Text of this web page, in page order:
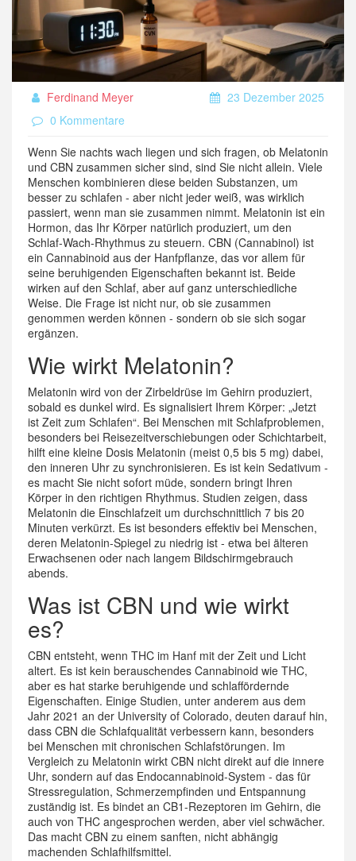
Ferdinand Meyer
23 Dezember 2025
0 Kommentare
Wenn Sie nachts wach liegen und sich fragen, ob Melatonin
und CBN zusammen sicher sind, sind Sie nicht allein. Viele
Menschen kombinieren diese beiden Substanzen, um
besser zu schlafen - aber nicht jeder weiß, was wirklich
passiert, wenn man sie zusammen nimmt. Melatonin ist ein
Hormon, das Ihr Körper natürlich produziert, um den
Schlaf-Wach-Rhythmus zu steuern. CBN (Cannabinol) ist
ein Cannabinoid aus der Hanfpflanze, das vor allem für
seine beruhigenden Eigenschaften bekannt ist. Beide
wirken auf den Schlaf, aber auf ganz unterschiedliche
Weise. Die Frage ist nicht nur, ob sie zusammen
genommen werden können - sondern ob sie sich sogar
ergänzen.
Wie wirkt Melatonin?
Melatonin wird von der Zirbeldrüse im Gehirn produziert,
sobald es dunkel wird. Es signalisiert Ihrem Körper: „Jetzt
ist Zeit zum Schlafen“. Bei Menschen mit Schlafproblemen,
besonders bei Reisezeitverschiebungen oder Schichtarbeit,
hilft eine kleine Dosis Melatonin (meist 0,5 bis 5 mg) dabei,
den inneren Uhr zu synchronisieren. Es ist kein Sedativum -
es macht Sie nicht sofort müde, sondern bringt Ihren
Körper in den richtigen Rhythmus. Studien zeigen, dass
Melatonin die Einschlafzeit um durchschnittlich 7 bis 20
Minuten verkürzt. Es ist besonders effektiv bei Menschen,
deren Melatonin-Spiegel zu niedrig ist - etwa bei älteren
Erwachsenen oder nach langem Bildschirmgebrauch
abends.
Was ist CBN und wie wirkt
es?
CBN entsteht, wenn THC im Hanf mit der Zeit und Licht
altert. Es ist kein berauschendes Cannabinoid wie THC,
aber es hat starke beruhigende und schlaffördernde
Eigenschaften. Einige Studien, unter anderem aus dem
Jahr 2021 an der University of Colorado, deuten darauf hin,
dass CBN die Schlafqualität verbessern kann, besonders
bei Menschen mit chronischen Schlafstörungen. Im
Vergleich zu Melatonin wirkt CBN nicht direkt auf die innere
Uhr, sondern auf das Endocannabinoid-System - das für
Stressregulation, Schmerzempfinden und Entspannung
zuständig ist. Es bindet an CB1-Rezeptoren im Gehirn, die
auch von THC angesprochen werden, aber viel schwächer.
Das macht CBN zu einem sanften, nicht abhängig
machenden Schlafhilfsmittel.